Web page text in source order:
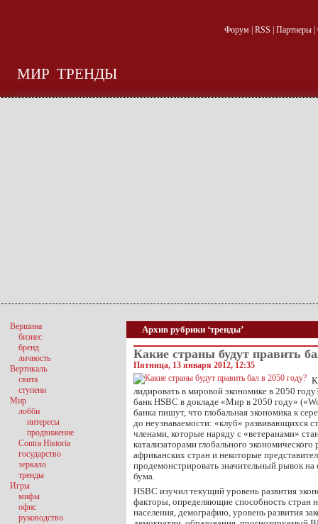
Форум| RSS Партнеры|
МИР ТРЕНДЫ
Архив рубрики ‘тренды’
Какие страны будут править
Пятница, 13 января 2012, 12:35
лидировать в мировой экономике в 2050
банк HSBC в докладе «Мир в 2050 году»
банка пишут, что глобальная экономика к
до неузнаваемости: «клуб» развивающихся
членами, которые наряду с «ветеранами»
катализаторами глобального
африканских стран и некоторые
продемонстрировать значительный рывок на
бума.
HSBC изучил текущий уровень развития
факторы, определяющие способность стран
населения, демографию, уровень развития
Вершина
бизнес
бренд
личность
Вертикаль
свита
ступени
Мир
лобби
интересы
продвижение
Contra Historia
государство
зеркало
тренды
Игры
мифы
офис
руководство